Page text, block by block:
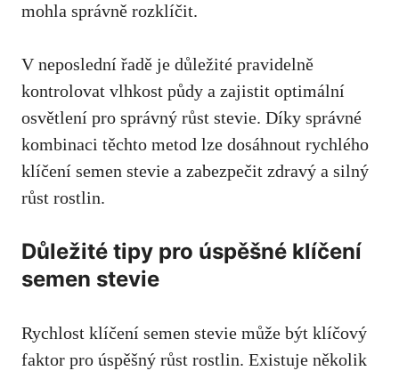
mohla správně rozklíčit.
V neposlední řadě je důležité pravidelně
kontrolovat vlhkost půdy a zajistit optimální
osvětlení pro správný růst stevie. Díky správné
kombinaci těchto metod lze dosáhnout rychlého
klíčení semen stevie a zabezpečit zdravý a silný
růst rostlin.
Důležité tipy pro úspěšné klíčení
semen stevie
Rychlost klíčení semen stevie může být klíčový
faktor pro úspěšný růst rostlin. Existuje několik